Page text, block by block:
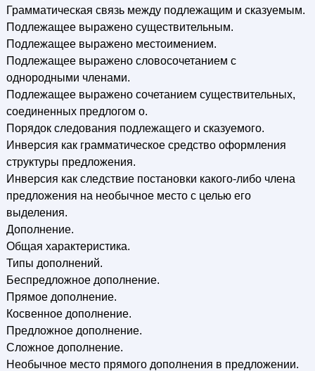
Грамматическая связь между подлежащим и сказуемым.
Подлежащее выражено существительным.
Подлежащее выражено местоимением.
Подлежащее выражено словосочетанием с
однородными членами.
Подлежащее выражено сочетанием существительных,
соединенных предлогом о.
Порядок следования подлежащего и сказуемого.
Инверсия как грамматическое средство оформления
структуры предложения.
Инверсия как следствие постановки какого-либо члена
предложения на необычное место с целью его
выделения.
Дополнение.
Общая характеристика.
Типы дополнений.
Беспредложное дополнение.
Прямое дополнение.
Косвенное дополнение.
Предложное дополнение.
Сложное дополнение.
Необычное место прямого дополнения в предложении.